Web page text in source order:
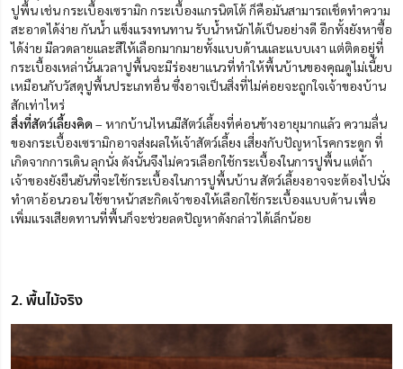
ปูพื้น เช่น กระเบื้องเซรามิก กระเบื้องแกรนิตโต้ ก็คือมันสามารถเช็ดทำความ
สะอาดได้ง่าย กันน้ำ แข็งแรงทนทาน รับน้ำหนักได้เป็นอย่างดี อีกทั้งยังหาซื้อ
ได้ง่าย มีลวดลายและสีให้เลือกมากมายทั้งแบบด้านและแบบเงา แต่ติดอยู่ที่
กระเบื้องเหล่านั้นเวลาปูพื้นจะมีร่องยาแนวที่ทำให้พื้นบ้านของคุณดูไม่เนี้ยบ
เหมือนกับวัสดุปูพื้นประเภทอื่น ซึ่งอาจเป็นสิ่งที่ไม่ค่อยจะถูกใจเจ้าของบ้าน
สักเท่าไหร่
สิ่งที่สัตว์เลี้ยงคิด – หากบ้านไหนมีสัตว์เลี้ยงที่ค่อนข้างอายุมากแล้ว ความลื่น
ของกระเบื้องเซรามิกอาจส่งผลให้เจ้าสัตว์เลี้ยง เสี่ยงกับปัญหาโรคกระดูก ที่
เกิดจากการเดิน ลุกนั่ง ดังนั้นจึงไม่ควรเลือกใช้กระเบื้องในการปูพื้น แต่ถ้า
เจ้าของยังยืนยันที่จะใช้กระเบื้องในการปูพื้นบ้าน สัตว์เลี้ยงอาจจะต้องไปนั่ง
ทำตาอ้อนวอน ใช้ขาหน้าสะกิดเจ้าของให้เลือกใช้กระเบื้องแบบด้าน เพื่อ
เพิ่มแรงเสียดทานที่พื้นก็จะช่วยลดปัญหาดังกล่าวได้เล็กน้อย
2. พื้นไม้จริง